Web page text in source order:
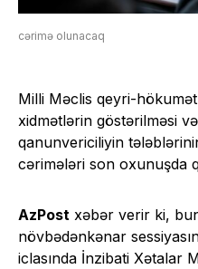
cərimə olunacaq
Milli Məclis qeyri-
xidmətlərin göstərilməsi
qanunvericiliyin
cərimələri son oxunuşda
AzPost xəbər verir ki,
növbədənkənar
iclasında İnzibati Xətalar